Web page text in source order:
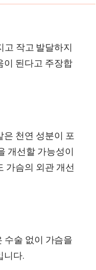
고 작고 발달하지
이 된다고 주장합
은 천연 성분이 포
개선할 가능성이
가슴의 외관 개선
수술 없이 가슴을
니다.